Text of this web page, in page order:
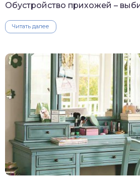
Обустройство прихожей –
Читать далее